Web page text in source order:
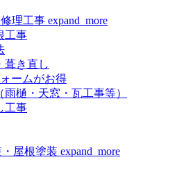
理工事 expand_more
工事
葺き直し
ームがお得
樋・天窓・瓦工事等）
工事
屋根塗装 expand_more